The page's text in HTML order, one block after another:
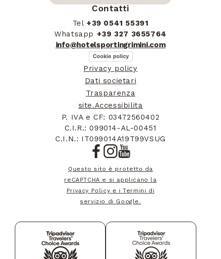
Contatti
Tel +39 0541 55391
Whatsapp +39 327 3655764
info@hotelsportingrimini.com
Cookie policy
Privacy policy
Dati societari
Trasparenza
site.Accessibilita
P. IVA e CF: 03472560402
C.I.R.: 099014-AL-00451
C.I.N.: IT099014A19T99VSUG
Questo sito è protetto da
reCAPTCHA e si applicano la
Privacy Policy e i Termini di
servizio di Google.